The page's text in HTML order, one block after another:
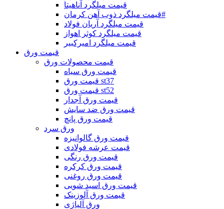
قیمت میلگرد آناهیتا
قیمت میلگرد ذوب آهن کرمان#
قیمت میلگرد آریان فولاد
قیمت میلگرد کوثر اهواز
قیمت میلگرد امیرکبیر
قیمت ورق
قیمت محصولات ورق
قیمت ورق سیاه
قیمت ورق st37
قیمت ورق st52
قیمت ورق آجدار
قیمت ورق ضد سایش
قیمت ورق پانچ
ورق سرد
قیمت ورق گالوانیزه
قیمت عرشه فولادی
قیمت ورق رنگی
قیمت ورق کرکره
قیمت ورق روغنی
قیمت ورق اسید شویی
قیمت ورق آلوزینک
ورق آلیاژی